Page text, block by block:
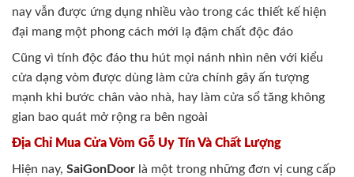
nay vẫn được ứng dụng nhiều vào trong các thiết kế hiện
đại mang một phong cách mới lạ đậm chất độc đáo
Cũng vì tính độc đáo thu hút mọi nánh nhìn nên với kiểu
cửa dạng vòm được dùng làm cửa chính gây ấn tượng
mạnh khi bước chân vào nhà, hay làm cửa sổ tăng không
gian bao quát mở rộng ra bên ngoài
Địa Chỉ Mua Cửa Vòm Gỗ Uy Tín Và Chất Lượng
Hiện nay, SaiGonDoor là một trong những đơn vị cung cấp